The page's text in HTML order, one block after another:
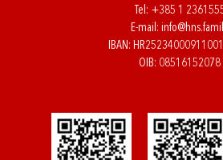
Tel: +385 1
E-mail:
IBAN:
OIB: 08516152078